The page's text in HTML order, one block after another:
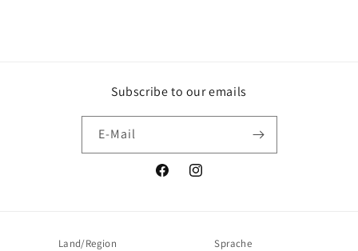
Subscribe to our emails
E-Mail
FacebookInstagram
Land/Region Sprache